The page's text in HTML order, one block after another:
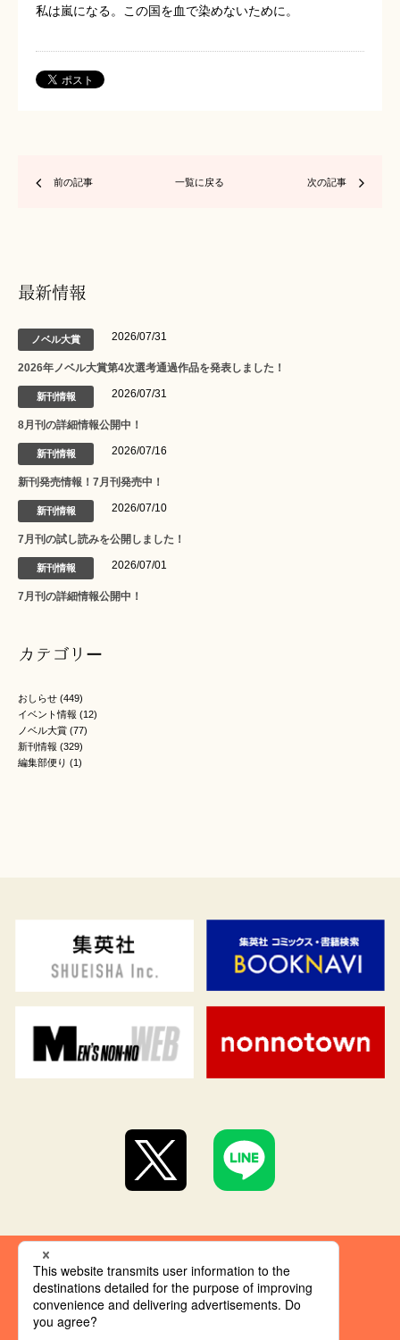
私は嵐になる。この国を血で染めないために。
前の記事 一覧に戻る 次の記事
最新情報
ノベル大賞 2026/07/31
2026年ノベル大賞第4次選考通過作品を発表しました！
新刊情報 2026/07/31
8月刊の詳細情報公開中！
新刊情報 2026/07/16
新刊発売情報！7月刊発売中！
新刊情報 2026/07/10
7月刊の試し読みを公開しました！
新刊情報 2026/07/01
7月刊の詳細情報公開中！
カテゴリー
おしらせ (449)
イベント情報 (12)
ノベル大賞 (77)
新刊情報 (329)
編集部便り (1)
集英社 オレンジ文庫とは
創刊にあたって
推奨環境